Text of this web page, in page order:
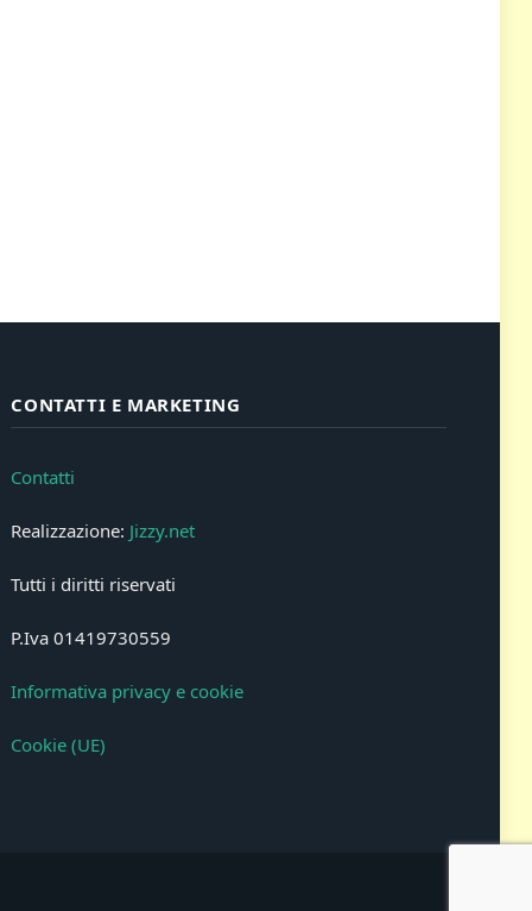
CONTATTI E MARKETING
Contatti
Realizzazione: Jizzy.net
Tutti i diritti riservati
P.Iva 01419730559
Informativa privacy e cookie
Cookie (UE)